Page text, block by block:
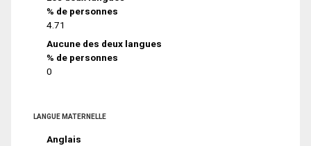
% de personnes
4.71
Aucune des deux langues
% de personnes
0
LANGUE MATERNELLE
Anglais